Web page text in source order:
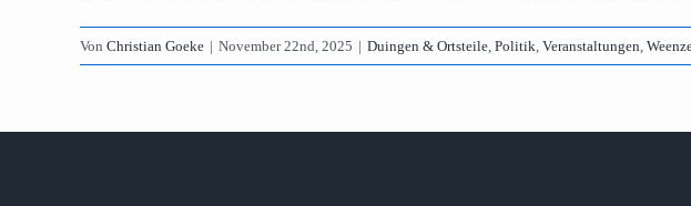
Von Christian Goeke | November 22nd, 2025 | Duingen & Ortsteile, Politik, Veranstaltungen,